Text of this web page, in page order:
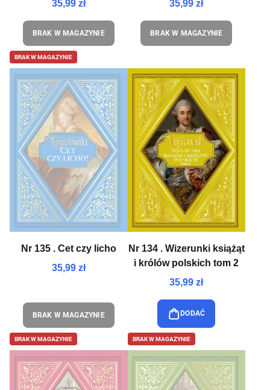
35,99 zł
BRAK W MAGAZYNIE
35,99 zł
BRAK W MAGAZYNIE
BRAK W MAGAZYNIE
Nr 135 . Cet czy licho
35,99 zł
BRAK W MAGAZYNIE
Nr 134 . Wizerunki książąt
i królów polskich tom 2
35,99 zł
DODAĆ
BRAK W MAGAZYNIE BRAK W MAGAZYNIE